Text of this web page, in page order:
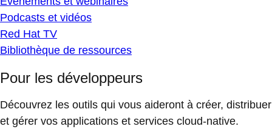
Podcasts et vidéos
Red Hat TV
Bibliothèque de ressources
Pour les développeurs
Découvrez les outils qui vous aideront à créer, distribuer
et gérer vos applications et services cloud-native.